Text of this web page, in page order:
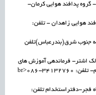
گروه پدافند هوایی کرمان-
- گروه پدافند هوایی زاهدان - تلفن:
جنوب شرق(بندرعباس)تلفن
مالک اشتر- فرماندهی آموزش های
درجه داری حضرت علی اکبر(ع) - دفتر استخدام- تلفن: 34132760-086<br
فجر-دفتراستخدام تلفن: